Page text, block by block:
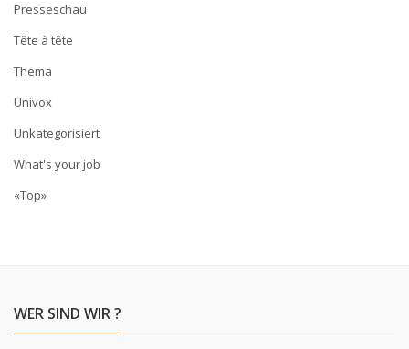
Presseschau
Tête à tête
Thema
Univox
Unkategorisiert
What's your job
«Top»
WER SIND WIR ?